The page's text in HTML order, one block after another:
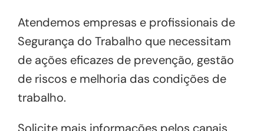
Atendemos empresas e profissionais de
Segurança do Trabalho que necessitam
de ações eficazes de prevenção, gestão
de riscos e melhoria das condições de
trabalho.
Solicite mais informações pelos canais